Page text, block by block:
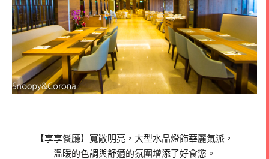
【享享餐廳】寬敞明亮，大型水晶燈飾華麗氣派，
溫暖的色調與舒適的氛圍增添了好食慾。